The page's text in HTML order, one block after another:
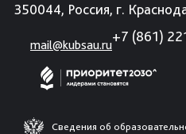
350044, Россия, г.
mail@kubsau.ru
+7 (861)
Сведения об